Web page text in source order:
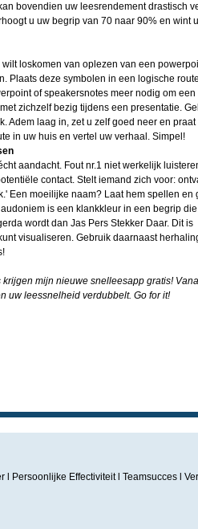
bovendien uw leesrendement drastisch
u uw begrip van 70 naar 90% en wint
loskomen van oplezen van een
Plaats deze symbolen in een logische
of speakersnotes meer nodig om een
zichzelf bezig tijdens een presentatie.
Adem laag in, zet u zelf goed neer en praat
in uw huis en vertel uw verhaal. Simpel!
aandacht. Fout nr.1 niet werkelijk
contact. Stelt iemand zich voor:
Een moeilijke naam? Laat hem spellen en
is een klankkleur in een begrip
wordt dan Jas Pers Stekker Daar. Dit is
visualiseren. Gebruik daarnaast
mijn nieuwe snelleesapp gratis!
uw leessnelheid verdubbelt. Go for it!
l Persoonlijke Effectiviteit l Teamsucces l